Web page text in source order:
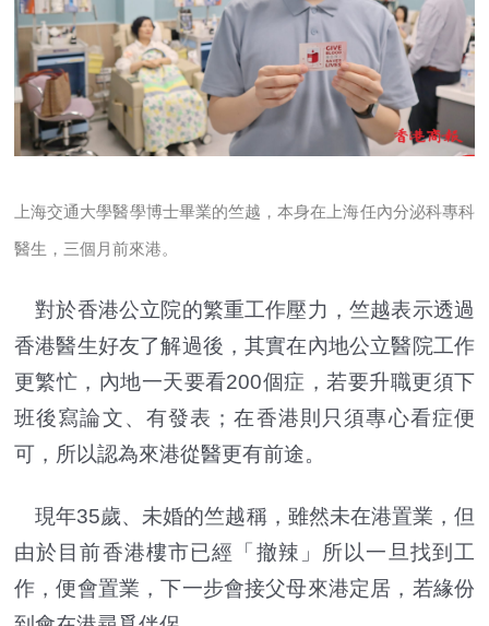
上海交通大學醫學博士畢業的竺越，本身在上海任內分泌科專科
醫生，三個月前來港。
對於香港公立院的繁重工作壓力，竺越表示透過
香港醫生好友了解過後，其實在內地公立醫院工作
更繁忙，內地一天要看200個症，若要升職更須下
班後寫論文、有發表；在香港則只須專心看症便
可，所以認為來港從醫更有前途。
現年35歲、未婚的竺越稱，雖然未在港置業，但
由於目前香港樓市已經「撤辣」所以一旦找到工
作，便會置業，下一步會接父母來港定居，若緣份